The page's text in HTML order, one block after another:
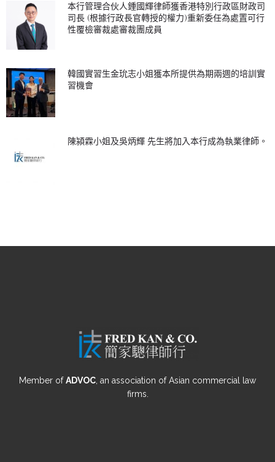
本行管理合伙人鍾國輝律師獲香港特別行政區財政司
司長 (根據行政長官轉授的權力)重新委任為處置可行
性覆檢審裁處審裁團成員
韓國實習生金玧志小姐獲本所提供為期兩週的培訓實
習機會
陳潁霖小姐及吳炳輝 先生將加入本行成為執業律師。
Member ofADVOC , an association of Asian commercial law
firms.